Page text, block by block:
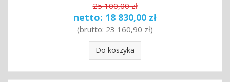
25 100,00 zł
netto: 18 830,00 zł
(brutto: 23 160,90 zł)
Do koszyka